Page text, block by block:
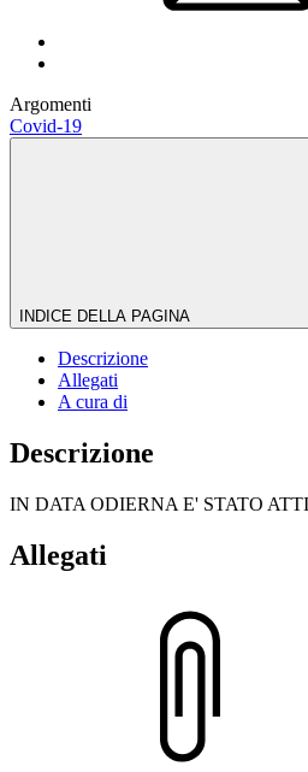
Argomenti
Covid-19
INDICE DELLA PAGINA
Descrizione
Allegati
A cura di
Descrizione
IN DATA ODIERNA E' STATO
Allegati